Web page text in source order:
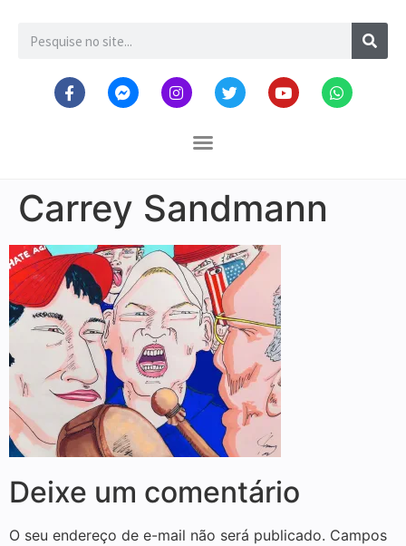
Carrey Sandmann
Deixe um comentário
O seu endereço de e-mail não será publicado. Campos